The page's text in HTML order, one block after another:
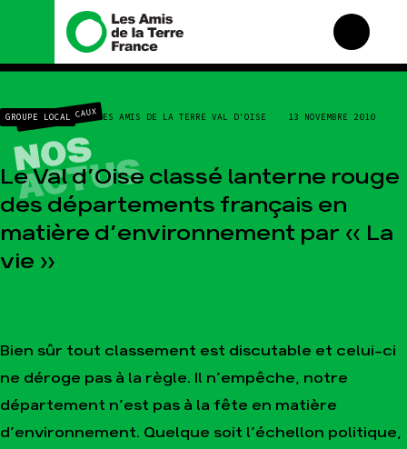
GROUPES LOCAUX
NOS
ACTUS
Nous connaître
Histoire
Manifeste
Missions et méthodes
Valeurs
Équipes et
Le réseau dans le monde
Gaz « naturel », le grand
enfumage
Mode : une tendance
destructrice
Gaz au Mozambique, la
Agir Nos thématiques
GROUPE LOCAL LES AMIS DE LA TERRE VAL D'OISE 13 NOVEMBRE 2010
Le Val d’Oise classé lanterne rouge
des départements français en
matière d’environnement par « La
vie »
Bien sûr tout classement est discutable et celui-ci
ne déroge pas à la règle. Il n’empêche, notre
département n’est pas à la fête en matière
d’environnement. Quelque soit l’échellon politique,